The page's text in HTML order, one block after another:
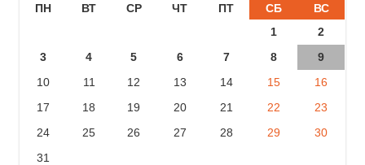
ПН ВТ СР ЧТ ПТ СБ
ВС
1
2
3
4 5 6 7 8
9
10
11 12 13 14 15
16
17
18 19 20 21 22
23
24
25 26 27 28 29
30
31